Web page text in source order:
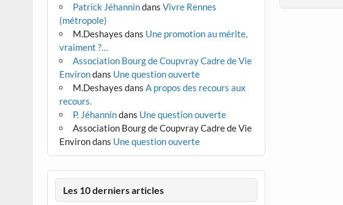
Patrick Jéhannindans Vivre Rennes
(métropole)
M.Deshayes dans Une promotion au mérite,
vraiment ?…
Association Bourg de Coupvray Cadre de Vie
Environdans Une question ouverte
M.Deshayes dans A propos des recours aux
recours.
P. Jéhannindans Une question ouverte
Association Bourg de Coupvray Cadre de Vie
Environdans Une question ouverte
Les 10 derniers articles